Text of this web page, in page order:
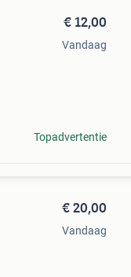
€ 12,00
Vandaag
Topadvertentie
€ 20,00
Vandaag